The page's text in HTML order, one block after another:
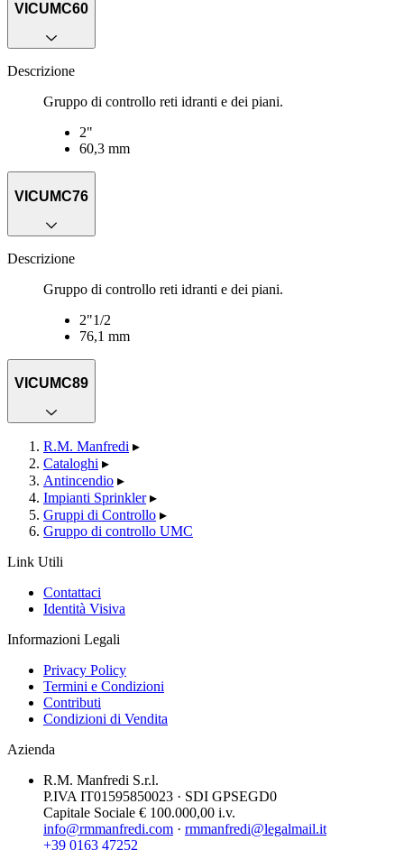
VICUMC60
Descrizione
Gruppo di controllo reti idranti e dei piani.
2"
60,3 mm
VICUMC76
Descrizione
Gruppo di controllo reti idranti e dei piani.
2"1/2
76,1 mm
VICUMC89
R.M. Manfredi ▸
Cataloghi ▸
Antincendio ▸
Impianti Sprinkler ▸
Gruppi di Controllo ▸
Gruppo di controllo UMC
Link Utili
Contattaci
Identità Visiva
Informazioni Legali
Privacy Policy
Termini e Condizioni
Contributi
Condizioni di Vendita
Azienda
R.M. Manfredi S.r.l.
P.IVA IT01595850023 · SDI GPSEGD0
Capitale Sociale € 100.000,00 i.v.
info@rmmanfredi.com · rmmanfredi@legalmail.it
+39 0163 47252